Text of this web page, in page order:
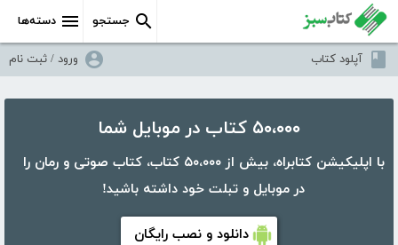
دسته‌ها جستجو
آپلود کتاب ورود / ثبت نام
۵۰،۰۰۰ کتاب در موبایل شما
با اپلیکیشن کتابراه، بیش از ۵۰،۰۰۰ کتاب، کتاب صوتی و رمان را
در موبایل و تبلت خود داشته باشید!
دانلود و نصب رایگان